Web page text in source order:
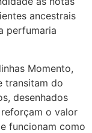
ancestrais
perfumaria
Momento,
transitam do
desenhados
o valor
funcionam como